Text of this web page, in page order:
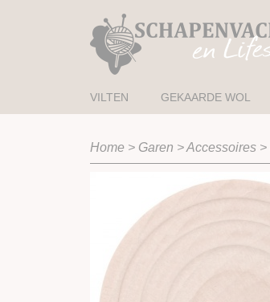
VILTEN GEKAARDE WOL
Home > Garen >Accessoires >